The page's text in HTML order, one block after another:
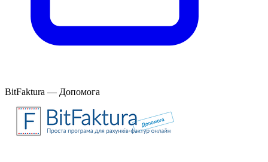
BitFaktura — Допомога